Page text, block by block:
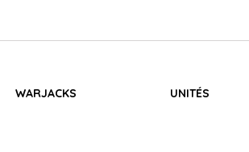
WARJACKS UNITÉS